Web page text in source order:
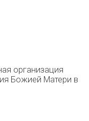
организация
Божией Матери в